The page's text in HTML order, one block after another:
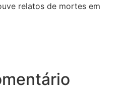
relatos de mortes em